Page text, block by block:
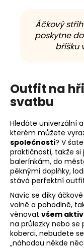
Áčkový
poskytne
bříšku
Outfit na
svatbu
Hledáte univerzální
kterém můžete
společnosti? V
praktičností, takže
balerínkám, do
pěknými doplňky,
stává perfektní
Navíc se díky
volně a pohodlně,
věnovat všem
na průlezky nebo
koberci, nebudete
„náhodou někde